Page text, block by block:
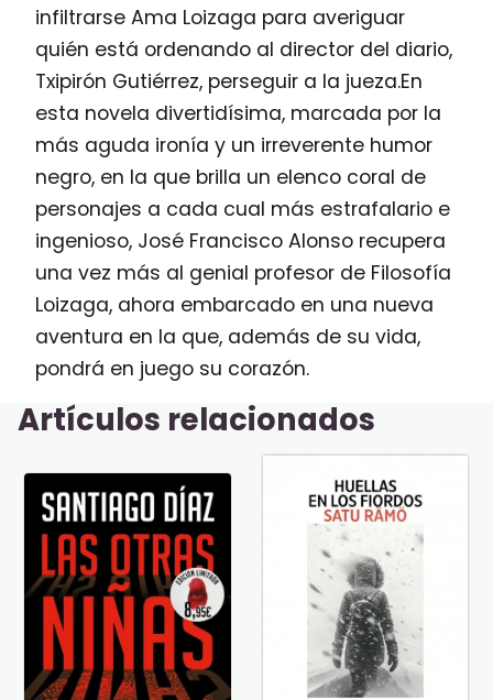
infiltrarse Ama Loizaga para averiguar
quién está ordenando al director del diario,
Txipirón Gutiérrez, perseguir a la jueza.En
esta novela divertidísima, marcada por la
más aguda ironía y un irreverente humor
negro, en la que brilla un elenco coral de
personajes a cada cual más estrafalario e
ingenioso, José Francisco Alonso recupera
una vez más al genial profesor de Filosofía
Loizaga, ahora embarcado en una nueva
aventura en la que, además de su vida,
pondrá en juego su corazón.
Artículos relacionados